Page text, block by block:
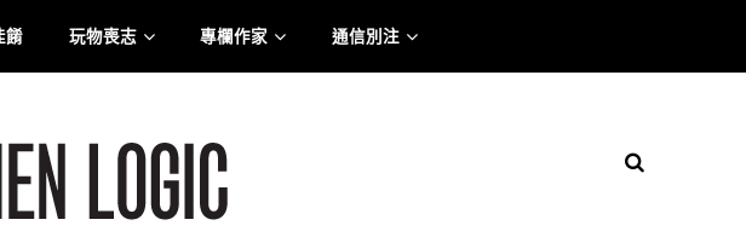
餚 玩物喪志 專欄作家 通信別注
21/07/2026
12/07/2026